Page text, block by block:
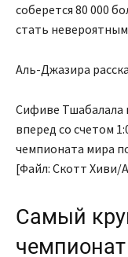
соберется 80 000
стать
Аль-Джазира
Сифиве
вперед со счетом
чемпионата мира
[Файл: Скотт Хиви/
Самый